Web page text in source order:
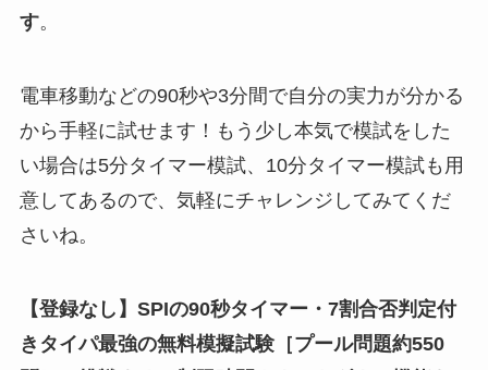
す。
電車移動などの90秒や3分間で自分の実力が分かる
から手軽に試せます！もう少し本気で模試をした
い場合は5分タイマー模試、10分タイマー模試も用
意してあるので、気軽にチャレンジしてみてくだ
さいね。
【登録なし】SPIの90秒タイマー・7割合否判定付
きタイパ最強の無料模擬試験［プール問題約550